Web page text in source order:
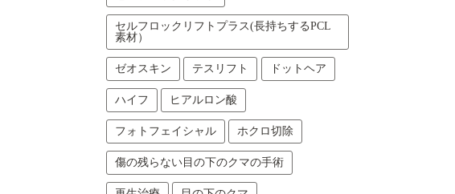
セルフロックリフトプラス(長持ちするPCL
素材）
ゼオスキン テスリフト ドットヘア
ハイフ ヒアルロン酸
フォトフェイシャル ホクロ切除
傷の残らない目の下のクマの手術